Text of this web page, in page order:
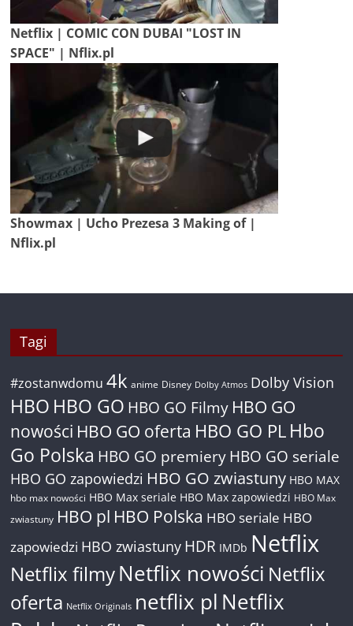
Netflix | COMIC CON DUBAI "LOST IN
SPACE" | Nflix.pl
Showmax | Ucho Prezesa 3 Making of |
Nflix.pl
Tagi
#zostanwdomu 4k anime Disney Dolby Atmos Dolby Vision
HBO HBO GO HBO GO Filmy HBO GO
nowości HBO GO oferta HBO GO PL Hbo
Go Polska HBO GO premiery HBO GO seriale
HBO GO zapowiedzi HBO GO zwiastuny HBO MAX
hbo max nowości HBO Max seriale HBO Max zapowiedzi HBO Max
zwiastuny HBO pl HBO Polska HBO seriale HBO
zapowiedzi HBO zwiastuny HDR IMDb Netflix
Netflix filmyNetflix nowości Netflix
oferta Netflix Originals netflix pl Netflix